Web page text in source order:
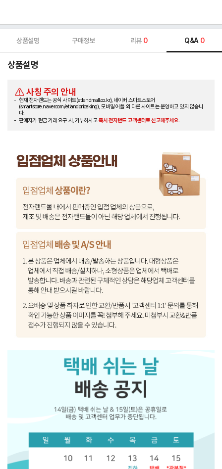
상품설명 구매정보 리뷰 0 Q&A 0
상품설명
사칭 주의 안내
현재 전자랜드는 공식 사이트(etlandmall.co.kr), 네이버 스마트스토어
(smartstore.naver.com/etlandpriceking), 모바일 어플 외 다른 사이트는 운영하고 있지 않습니
다.
판매자가 현금 거래 요구 시, 거부하시고즉시 전자랜드 고객센터로 신고해주세요.